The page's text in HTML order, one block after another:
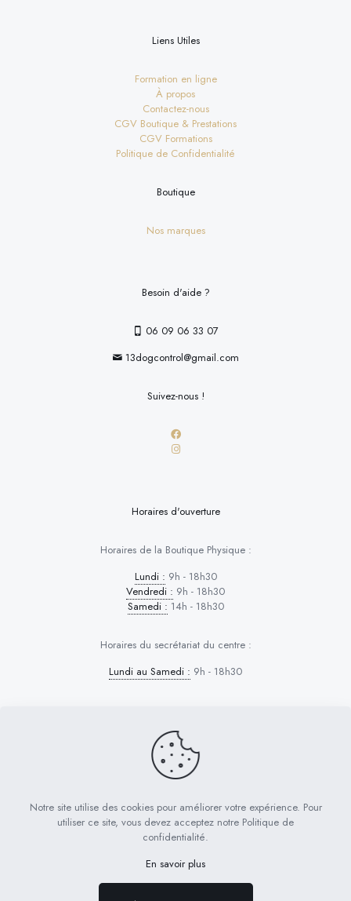
Liens Utiles
Formation en ligne
À propos
Contactez-nous
CGV Boutique & Prestations
CGV Formations
Politique de Confidentialité
Boutique
Nos marques
Besoin d'aide ?
06 09 06 33 07
13dogcontrol@gmail.com
Suivez-nous !
Horaires d'ouverture
Horaires de la Boutique Physique :
Lundi : 9h - 18h30
Vendredi : 9h - 18h30
Samedi : 14h - 18h30
Horaires du secrétariat du centre :
Lundi au Samedi : 9h - 18h30
Dog Control © 2026 | Tous droits réservés
FORMATION PRO CERTIFIANTE
CURSUS EN LIGNE & APTITUDE
RÉSERVATION
BOUTIQUE
Notre site utilise des cookies pour améliorer votre expérience. Pour
utiliser ce site, vous devez acceptez notre Politique de
confidentialité.
En savoir plus